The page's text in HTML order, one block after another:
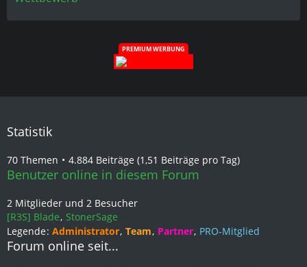
PREMIUM WERBUNG
Statistik
70 Themen 4.884 Beiträge (1,51 Beiträge pro Tag)
Benutzer online in diesem Forum
2 Mitglieder und 2 Besucher
[R3S] Blade StonerSage
Legende Administrator Team Partner PRO-Mitglied
Forum online seit...